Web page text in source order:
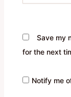
Save my
for the next
Notify me